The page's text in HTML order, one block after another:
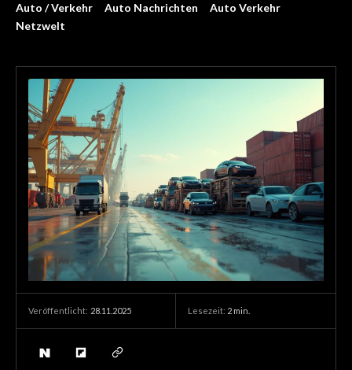
Auto / Verkehr Auto Nachrichten
Auto Verkehr
Netzwelt
Veröffentlicht: 28.11.2025 Lesezeit: 2 min.